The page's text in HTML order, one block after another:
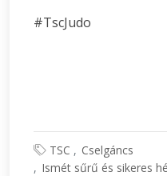
#TscJudo
TSC
Cselgáncs
Ismét sűrű és sikeres